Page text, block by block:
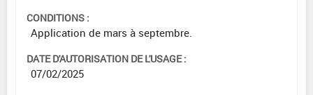
CONDITIONS :
Application de mars à septembre.
DATE D'AUTORISATION DE L'USAGE :
07/02/2025